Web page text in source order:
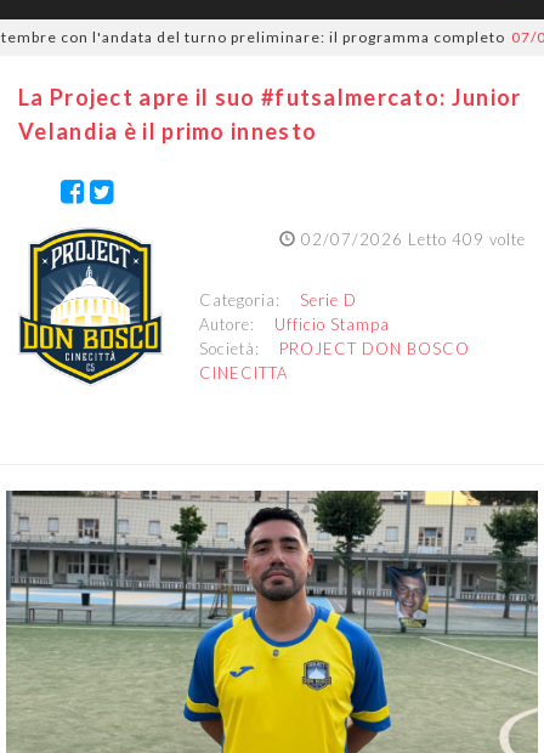
con l'andata del turno preliminare: il programma completo 07/08/
La Project apre il suo #futsalmercato: Junior
Velandia è il primo innesto
02/07/2026 Letto 409 volte
Categoria: Serie D
Autore: Ufficio Stampa
Società: PROJECT DON BOSCO
CINECITTA